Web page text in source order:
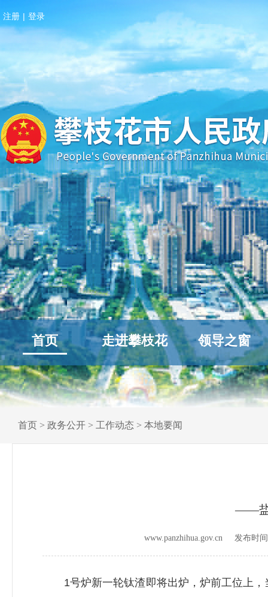
注册 | 登录
首页 走进攀枝花 领导之窗
首页 > 政务公开 > 工作动态 > 本地要闻
——盐
www.panzhihua.gov.cn 发布时
1号炉新一轮钛渣即将出炉，炉前工位上，